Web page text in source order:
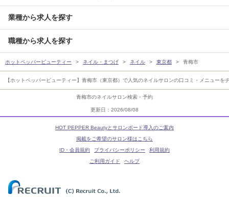
青梅市のネイルサロン検索・予約
更新日：2026/08/08
業種から求人を探す
職種から求人を探す
ホットペッパービューティー ネイル・まつげ ネイル 東京都 青梅市
【ホットペッパービューティー】青梅市（東京都）で人気のネイルサロンの口コミ・メニュー
HOT PEPPER Beautyとサロンボード導入のご案内
掲載をご希望のサロン様はこちら
ID・会員規約
プライバシーポリシー
利用規約
ご利用ガイド
ヘルプ